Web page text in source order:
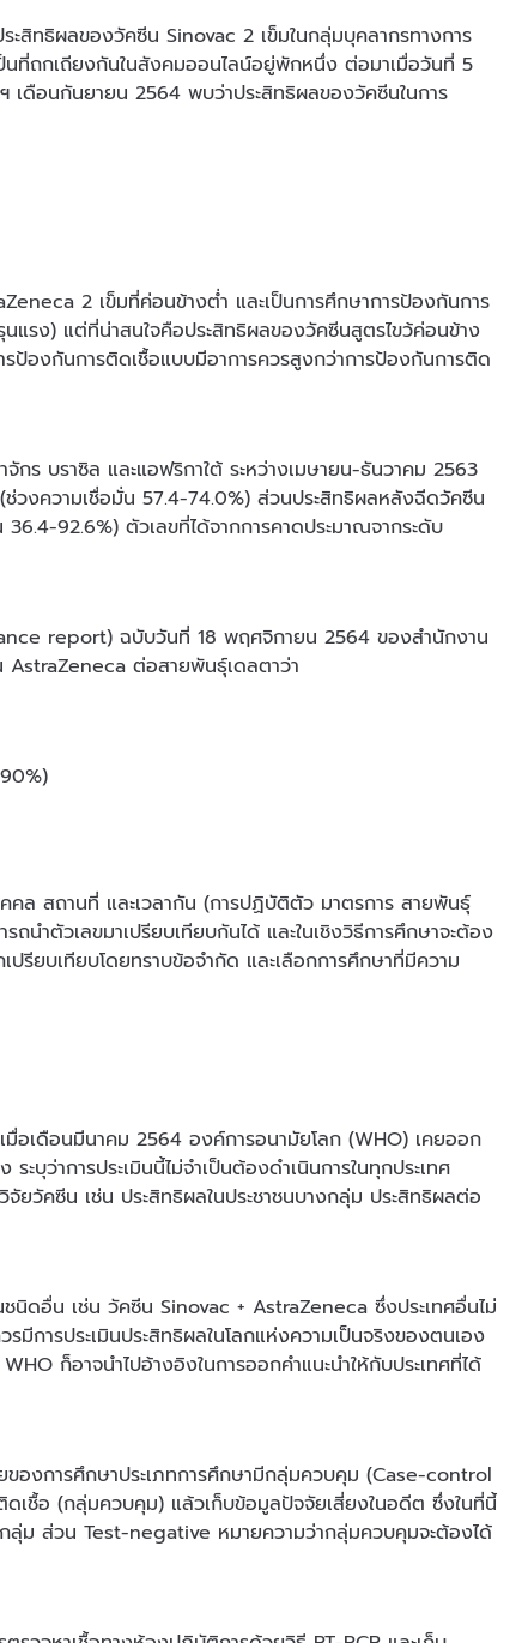
สิทธิผลของวัคซีน Sinovac 2 เข็มในกลุ่มบุคลากรทางการ
นที่ถกเถียงกันในสังคมออนไลน์อยู่พักหนึ่ง ต่อมาเมื่อวันที่ 5
ดือนกันยายน 2564 พบว่าประสิทธิผลของวัคซีนในการ
2 เข็มที่ค่อนข้างต่ำ และเป็นการศึกษาการป้องกันการ
รง) แต่ที่น่าสนใจคือประสิทธิผลของวัคซีนสูตรไขว้ค่อนข้าง
องกันการติดเชื้อแบบมีอาการควรสูงกว่าการป้องกันการติด
ร บราซิล และแอฟริกาใต้ ระหว่างเมษายน-ธันวาคม 2563
วงความเชื่อมั่น 57.4-74.0%) ส่วนประสิทธิผลหลังฉีดวัคซีน
92.6%) ตัวเลขที่ได้จากการคาดประมาณจากระดับ
report) ฉบับวันที่ 18 พฤศจิกายน 2564 ของสำนักงาน
ต่อสายพันธุ์เดลตาว่า
คคล สถานที่ และเวลากัน (การปฏิบัติตัว มาตรการ สายพันธุ์
นำตัวเลขมาเปรียบเทียบกันได้ และในเชิงวิธีการศึกษาจะต้อง
รียบเทียบโดยทราบข้อจำกัด และเลือกการศึกษาที่มีความ
อเดือนมีนาคม 2564 องค์การอนามัยโลก (WHO) เคยออก
ะบุว่าการประเมินนี้ไม่จำเป็นต้องดำเนินการในทุกประเทศ
วัคซีน เช่น ประสิทธิผลในประชาชนบางกลุ่ม ประสิทธิผลต่อ
นิดอื่น เช่น วัคซีน Sinovac + AstraZeneca ซึ่งประเทศอื่นไม่
การประเมินประสิทธิผลในโลกแห่งความเป็นจริงของตนเอง
ก็อาจนำไปอ้างอิงในการออกคำแนะนำให้กับประเทศที่ได้
องการศึกษาประเภทการศึกษามีกลุ่มควบคุม (Case-control
เชื้อ (กลุ่มควบคุม) แล้วเก็บข้อมูลปัจจัยเสี่ยงในอดีต ซึ่งในที่นี้
ลุ่ม ส่วน Test-negative หมายความว่ากลุ่มควบคุมจะต้องได้